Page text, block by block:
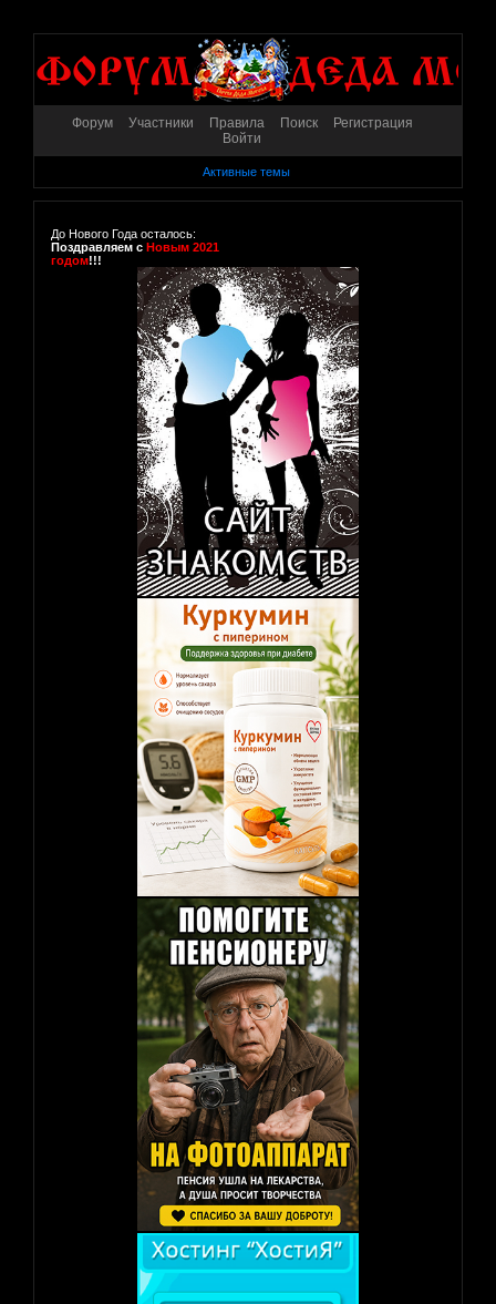
Форум Участники Правила Поиск
Регистрация
Войти
Активные темы
До Нового Года осталось:
Поздравляем с Новым 2021
годом!!!